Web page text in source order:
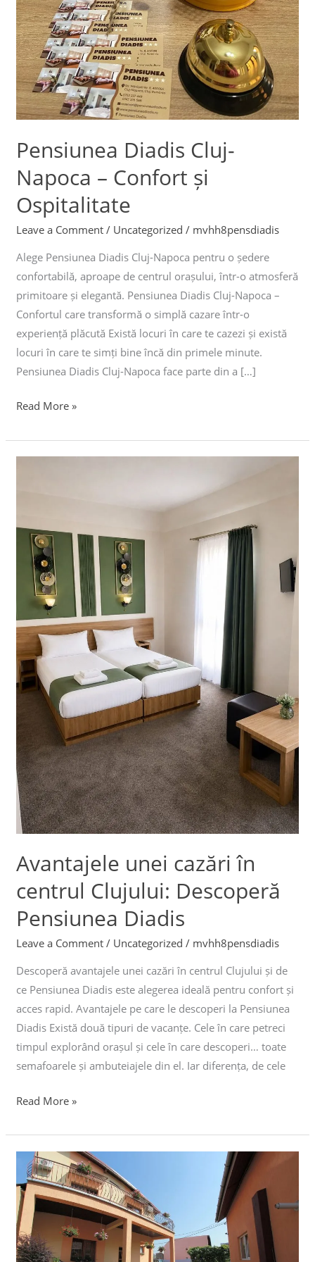
Pensiunea Diadis Cluj-
Napoca – Confort și
Ospitalitate
Leave a Comment / Uncategorized / mvhh8pensdiadis
Alege Pensiunea Diadis Cluj-Napoca pentru o ședere
confortabilă, aproape de centrul orașului, într-o atmosferă
primitoare și elegantă. Pensiunea Diadis Cluj-Napoca –
Confortul care transformă o simplă cazare într-o
experiență plăcută Există locuri în care te cazezi și există
locuri în care te simți bine încă din primele minute.
Pensiunea Diadis Cluj-Napoca face parte din a […]
Read More »
Avantajele unei cazări în
centrul Clujului: Descoperă
Pensiunea Diadis
Leave a Comment / Uncategorized / mvhh8pensdiadis
Descoperă avantajele unei cazări în centrul Clujului și de
ce Pensiunea Diadis este alegerea ideală pentru confort și
acces rapid. Avantajele pe care le descoperi la Pensiunea
Diadis Există două tipuri de vacanțe. Cele în care petreci
timpul explorând orașul și cele în care descoperi… toate
semafoarele și ambuteiajele din el. Iar diferența, de cele
centrul
Clujului:
Descoperă
Pensiunea
Diadis
Read More »
Care
este
cea
mai
bună
pensiune